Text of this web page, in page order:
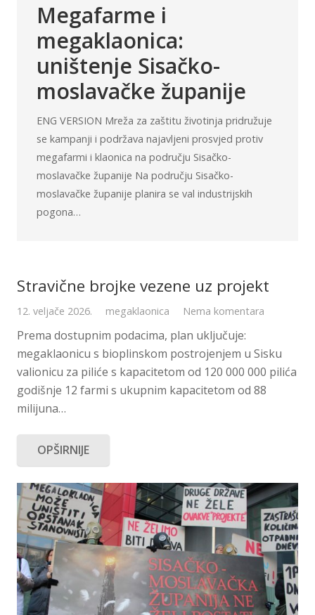
Megafarme i
megaklaonica:
uništenje Sisačko-
moslavačke županije
ENG VERSION Mreža za zaštitu životinja pridružuje
se kampanji i podržava najavljeni prosvjed protiv
megafarmi i klaonica na području Sisačko-
moslavačke županije Na području Sisačko-
moslavačke županije planira se val industrijskih
pogona…
Stravične brojke vezene uz projekt
12. veljače 2026. megaklaonica Nema komentara
Prema dostupnim podacima, plan uključuje:
megaklaonicu s bioplinskom postrojenjem u Sisku
valionicu za piliće s kapacitetom od 120 000 000 pilića
godišnje 12 farmi s ukupnim kapacitetom od 88
milijuna…
OPŠIRNIJE